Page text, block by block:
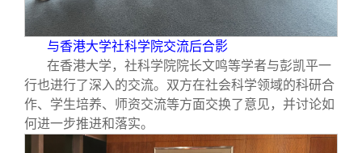
与香港大学社科学院交流后合影
在香港大学，社科学院院长文鸣等学者与彭凯平一
行也进行了深入的交流。双方在社会科学领域的科研合
作、学生培养、师资交流等方面交换了意见，并讨论如
何进一步推进和落实。